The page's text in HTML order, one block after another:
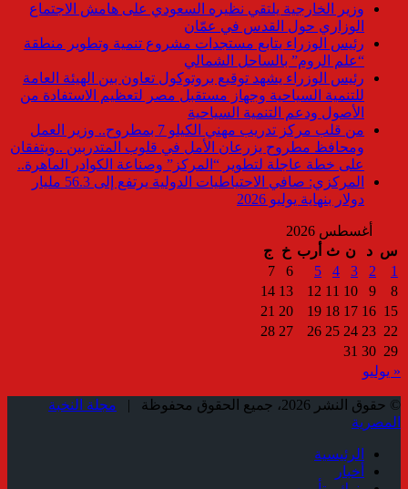
وزير الخارجية يلتقي نظيره السعودي على هامش الاجتماع
الوزاري حول القدس في عمّان
رئيس الوزراء يتابع مستجدات مشروع تنمية وتطوير منطقة
“علم الروم” بالساحل الشمالي
رئيس الوزراء يشهد توقيع بروتوكول تعاون بين الهيئة العامة
للتنمية السياحية وجهاز مستقبل مصر لتعظيم الاستفادة من
الأصول ودعم التنمية السياحية
من قلب مركز تدريب مهني الكيلو 7 بمطروح.. وزير العمل
ومحافظ مطروح يزرعان الأمل في قلوب المتدربين ..ويتفقان
على خطة عاجلة لتطوير “المركز” وصناعة الكوادر الماهرة..
المركزي: صافي الاحتياطيات الدولية يرتفع إلى 56.3 مليار
دولار بنهاية يوليو 2026
أغسطس 2026
س د ن ث أرب خ
ج
1
2
3
4
5
6
7
8
9
10
11
12
13
14
15
16
17
18
19
20
21
22
23
24
25
26
27
28
29
30
31
« يوليو
© حقوق النشر 2026، جميع الحقوق محفوظة |
مجلة النخبة
المصرية
الرئيسية
أخبار